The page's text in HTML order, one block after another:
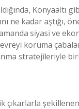
Konyaaltı
ne kadar aştığı,
siyasi ve
koruma
stratejileriyle
şekillenen